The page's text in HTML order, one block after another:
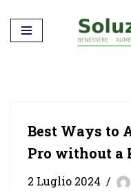
Vai
Best Ways to
Pro without a
2 Luglio 2024